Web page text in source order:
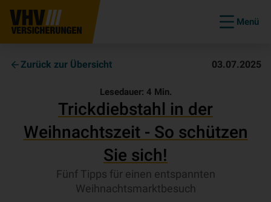
Menü
Zurück zur Übersicht 03.07.2025
Lesedauer: 4 Min.
Trickdiebstahl in der
Weihnachtszeit - So schützen
Sie sich!
Fünf Tipps für einen entspannten
Weihnachtsmarktbesuch